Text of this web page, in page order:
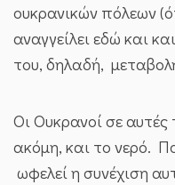
ουκρανικών πόλεων
αναγγείλει εδώ και
του, δηλαδή,
Οι Ουκρανοί σε αυτές
ακόμη, και το νερό.
ωφελεί η συνέχιση